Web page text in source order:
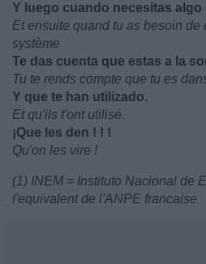
Y luego cuando necesitas algo
Et ensuite quand tu as besoin de
système
Te das cuenta que estas a la
Tu te rends compte que tu es
Y que te han utilizado.
Et qu'ils t'ont utilisé.
¡Que les den ! ! !
Qu'on les vire !
(1) INEM = Instituto Nacional de
l'equivalent de l'ANPE francaise